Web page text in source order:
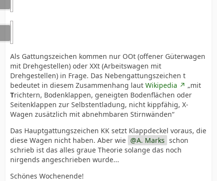
Als Gattungszeichen kommen nur OOt (offener Güterwagen
mit Drehgestellen) oder XXt (Arbeitswagen mit
Drehgestellen) in Frage. Das Nebengattungszeichen t
bedeutet in diesem Zusammenhang laut Wikipedia
„mit
Trichtern, Bodenklappen, geneigten Bodenflächen oder
Seitenklappen zur Selbstentladung, nicht kippfähig, X-
Wagen zusätzlich mit abnehmbaren Stirnwänden“
Das Hauptgattungszeichen KK setzt Klappdeckel voraus, die
diese Wagen nicht haben. Aber wie
A. Marks schon
schrieb ist das alles graue Theorie solange das noch
nirgends angeschrieben wurde...
Schönes Wochenende!